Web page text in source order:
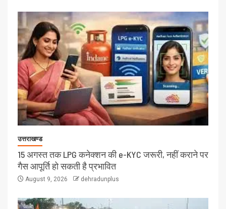
उत्तराखण्ड
15 अगस्त तक LPG कनेक्शन की e-KYC जरूरी, नहीं कराने पर
गैस आपूर्ति हो सकती है प्रभावित
August 9, 2026 dehradunplus